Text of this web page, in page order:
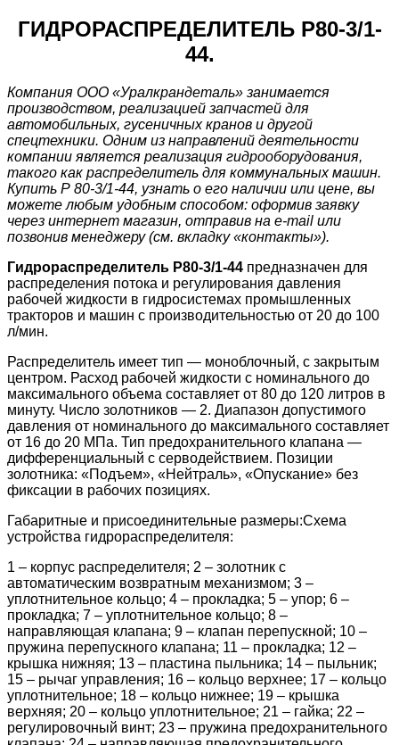
ГИДРОРАСПРЕДЕЛИТЕЛЬ Р80-3/1-
44.
Компания ООО «Уралкрандеталь» занимается
производством, реализацией запчастей для
автомобильных, гусеничных кранов и другой
спецтехники. Одним из направлений деятельности
компании является реализация гидрооборудования,
такого как распределитель для коммунальных машин.
Купить Р 80-3/1-44, узнать о его наличии или цене, вы
можете любым удобным способом: оформив заявку
через интернет магазин, отправив на e-mail или
позвонив менеджеру (см. вкладку «контакты»).
Гидрораспределитель Р80-3/1-44 предназначен для
распределения потока и регулирования давления
рабочей жидкости в гидросистемах промышленных
тракторов и машин с производительностью от 20 до 100
л/мин.
Распределитель имеет тип — моноблочный, с закрытым
центром. Расход рабочей жидкости с номинального до
максимального объема составляет от 80 до 120 литров в
минуту. Число золотников — 2. Диапазон допустимого
давления от номинального до максимального составляет
от 16 до 20 МПа. Тип предохранительного клапана —
дифференциальный с серводействием. Позиции
золотника: «Подъем», «Нейтраль», «Опускание» без
фиксации в рабочих позициях.
Габаритные и присоединительные размеры:Схема
устройства гидрораспределителя:
1 – корпус распределителя; 2 – золотник с
автоматическим возвратным механизмом; 3 –
уплотнительное кольцо; 4 – прокладка; 5 – упор; 6 –
прокладка; 7 – уплотнительное кольцо; 8 –
направляющая клапана; 9 – клапан перепускной; 10 –
пружина перепускного клапана; 11 – прокладка; 12 –
крышка нижняя; 13 – пластина пыльника; 14 – пыльник;
15 – рычаг управления; 16 – кольцо верхнее; 17 – кольцо
уплотнительное; 18 – кольцо нижнее; 19 – крышка
верхняя; 20 – кольцо уплотнительное; 21 – гайка; 22 –
регулировочный винт; 23 – пружина предохранительного